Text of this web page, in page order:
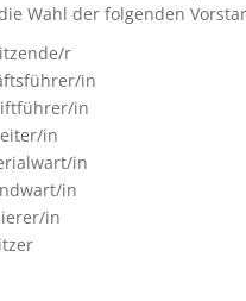
Wahl der folgenden
r
in
in
in
in
in
in